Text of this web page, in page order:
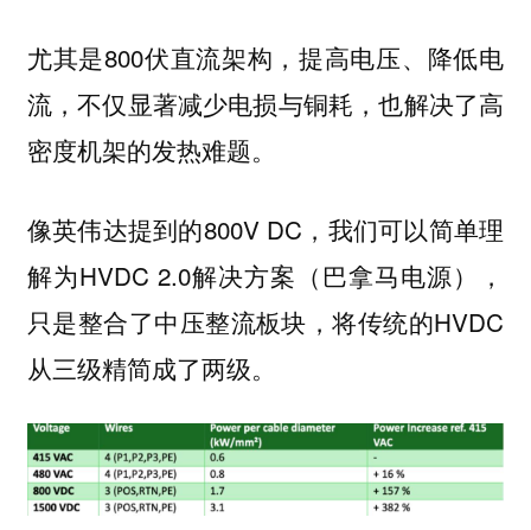
尤其是800伏直流架构，提高电压、降低电
流，不仅显著减少电损与铜耗，也解决了高
密度机架的发热难题。
像英伟达提到的800V DC，我们可以简单理
解为HVDC 2.0解决方案（巴拿马电源），
只是整合了中压整流板块，将传统的HVDC
从三级精简成了两级。